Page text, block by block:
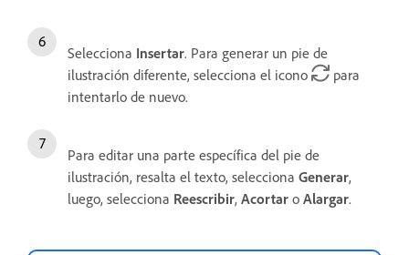
Selecciona Insertar. Para generar un pie de
ilustración diferente, selecciona el icono
para
intentarlo de nuevo.
Para editar una parte específica del pie de
ilustración, resalta el texto, selecciona Generar,
luego, selecciona Reescribir, Acortar o Alargar.